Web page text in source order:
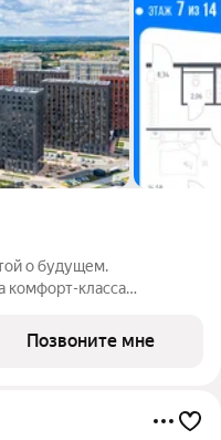
о будущем.
комфорт-класса
сдает квартиры с
Позвоните мне